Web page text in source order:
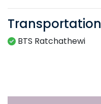
Transportation
BTS Ratchathewi